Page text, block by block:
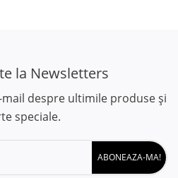
la Newsletters
despre ultimile produse și
speciale.
ABONEAZA-MA!